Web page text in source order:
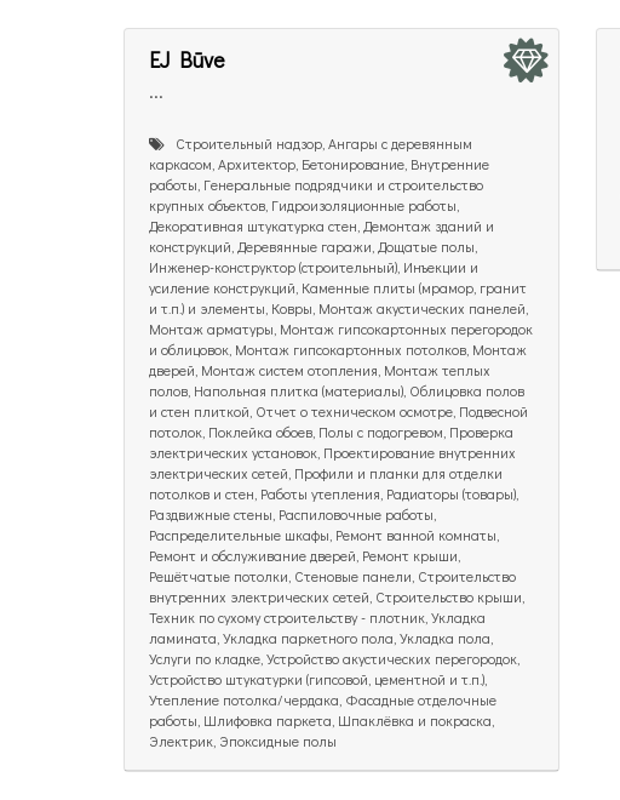
EJ Būve
...
Cтроительный надзор, Ангары с деревянным
каркасом, Архитектор, Бетонирование, Внутренние
работы, Генеральные подрядчики и строительство
крупных объектов, Гидроизоляционные работы,
Декоративная штукатурка стен, Демонтаж зданий и
конструкций, Деревянные гаражи, Дощатые полы,
Инженер-конструктор (строительный), Инъекции и
усиление конструкций, Каменные плиты (мрамор, гранит
и т.п.) и элементы, Ковры, Монтаж акустических панелей,
Монтаж арматуры, Монтаж гипсокартонных перегородок
и облицовок, Монтаж гипсокартонных потолков, Монтаж
дверей, Монтаж систем отопления, Монтаж теплых
полов, Напольная плитка (материалы), Облицовка полов
и стен плиткой, Отчет о техническом осмотре, Подвесной
потолок, Поклейка обоев, Полы с подогревом, Проверка
электрических установок, Проектирование внутренних
электрических сетей, Профили и планки для отделки
потолков и стен, Работы утепления, Радиаторы (товары),
Раздвижные стены, Распиловочные работы,
Распределительные шкафы, Ремонт ванной комнаты,
Ремонт и обслуживание дверей, Ремонт крыши,
Решётчатые потолки, Стеновые панели, Строительство
внутренних электрических сетей, Строительство крыши,
Техник по сухому строительству - плотник, Укладка
ламината, Укладка паркетного пола, Укладка пола,
Услуги по кладке, Устройство акустических перегородок,
Устройство штукатурки (гипсовой, цементной и т.п.),
Утепление потолка/чердака, Фасадные отделочные
работы, Шлифовка паркета, Шпаклёвка и покраска,
Электрик, Эпоксидные полы